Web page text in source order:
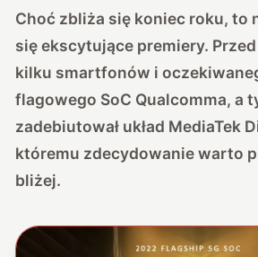
Choć zbliża się koniec roku, to
się ekscytujące premiery.
kilku smartfonów i
flagowego SoC Qualcomma, a
zadebiutował układ MediaTek
któremu zdecydowanie warto
bliżej.